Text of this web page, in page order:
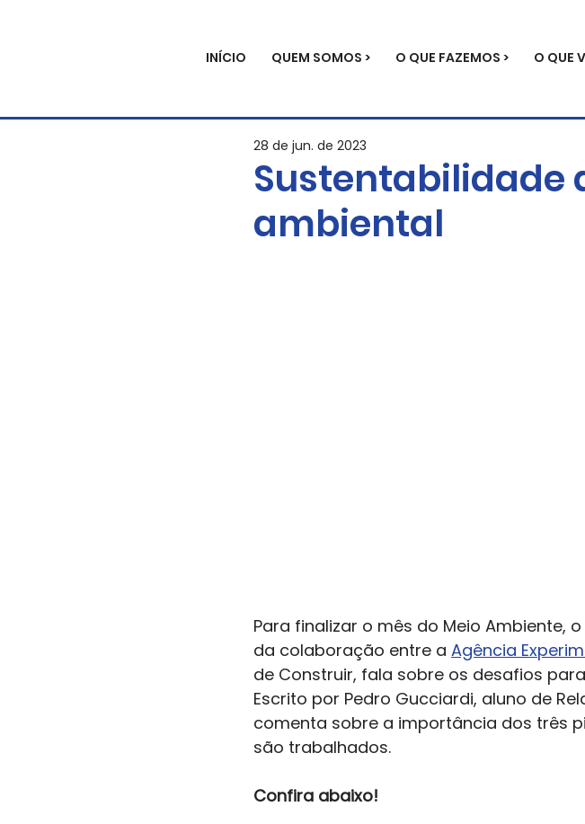
INÍCIO QUEM SOMOS > O QUE FAZEMOS > O QUE
Sustentabilidade
ambiental
28 de jun. de 2023
Para finalizar o mês do Meio Ambiente,
da colaboração entre a Agência
de Construir, fala sobre os desafios
Escrito por Pedro Gucciardi, aluno de
comenta sobre a importância dos três
são trabalhados.
Confira abaixo!